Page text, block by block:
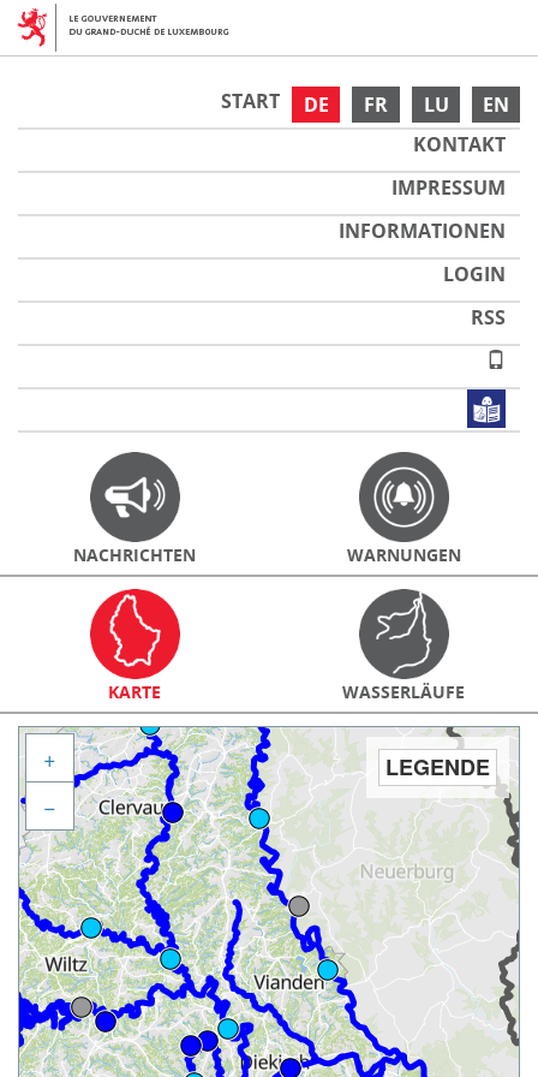
DE FR LU EN
START
KONTAKT
IMPRESSUM
INFORMATIONEN
LOGIN
RSS
NACHRICHTEN WARNUNGEN
KARTE WASSERLÄUFE
LEGENDE
+
−